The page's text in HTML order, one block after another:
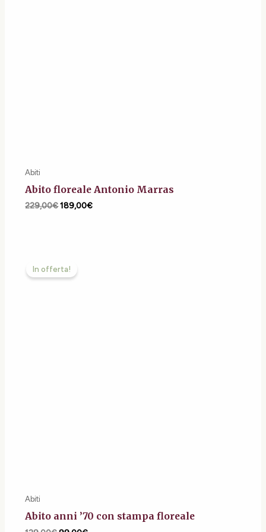
Abiti
Abito floreale Antonio Marras
229,00€189,00€
In offerta!
Abiti
Abito anni ’70 con stampa floreale
prezzo
originale